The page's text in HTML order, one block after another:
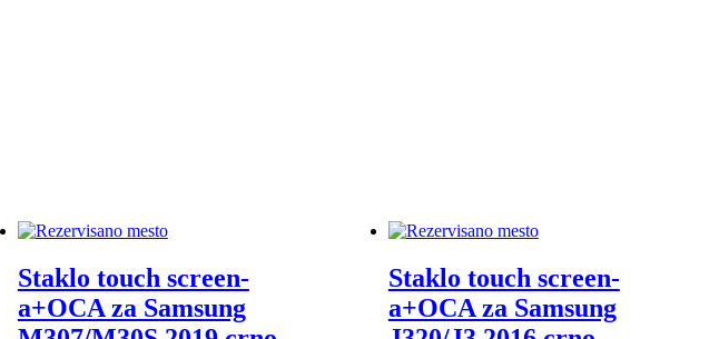
Staklo touch screen-
a+OCA za Samsung
Staklo touch screen-
a+OCA za Samsung